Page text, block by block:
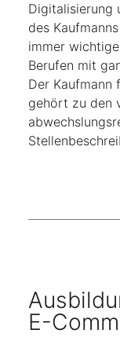
Digitalisierung
des
immer
Berufen mit
Der Kaufmann
gehört zu den
E-